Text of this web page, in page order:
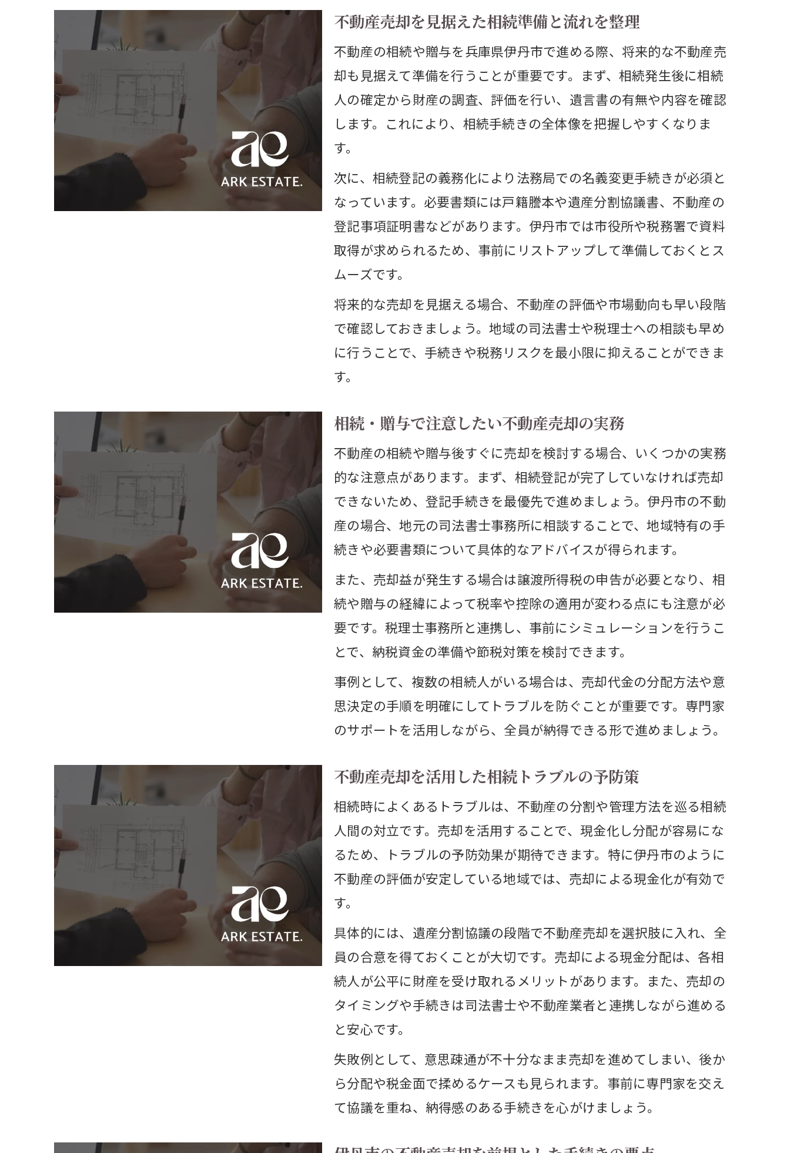
伊丹市の不動産売却に必要な準備と手順解説
不動産売却の流れと相続・贈与時の注意点
相続・贈与時にスムーズな不動産売却を実現する方法
不動産売却時の相続人間での分割協議ポイント
専門家の活用で不動産売却のリスクを抑える方法
相続登記義務化に伴う実践的な対応方法とは
不動産売却を前提とした相続登記の進め方
相続登記義務化と不動産売却の実務的注意点
不動産売却で困らない相続登記の段取り術
義務化対応と不動産売却の手続き連携のコツ
専門家相談で不動産売却時の相続登記を円滑化
司法書士無料相談を活かした不動産相続の進め方
無料相談で不動産売却や相続の不安を解消
司法書士と進める不動産売却に向けた相続対策
不動産売却も視野に入れた相談の活用ポイント
不動産売却に役立つ司法書士相談の具体的事例
伊丹市で安心できる贈与手続きの進め方ガイド
不動産売却を組み合わせた贈与手続きの進行例
贈与時の不動産売却に伴う名義変更の注意点
贈与後の不動産売却を安全に進めるポイント
不動産売却と連動した贈与手続きのポイント
贈与と不動産売却の税務をしっかり理解する
名義変更や分割協議のポイントと事前対策を解説
不動産売却に必要な名義変更と分割協議の基礎
分割協議後の不動産売却に潜むリスクと対策
不動産売却を見据えた分割協議書作成のコツ
名義変更を伴う不動産売却の注意ポイント
不動産売却を見据えた相続準備と流れを整理
不動産の相続や贈与を兵庫県伊丹市で進める際、将来的な不動産売
却も見据えて準備を行うことが重要です。まず、相続発生後に相続
人の確定から財産の調査、評価を行い、遺言書の有無や内容を確認
します。これにより、相続手続きの全体像を把握しやすくなりま
す。
次に、相続登記の義務化により法務局での名義変更手続きが必須と
なっています。必要書類には戸籍謄本や遺産分割協議書、不動産の
登記事項証明書などがあります。伊丹市では市役所や税務署で資料
取得が求められるため、事前にリストアップして準備しておくとス
ムーズです。
将来的な売却を見据える場合、不動産の評価や市場動向も早い段階
で確認しておきましょう。地域の司法書士や税理士への相談も早め
に行うことで、手続きや税務リスクを最小限に抑えることができま
す。
相続・贈与で注意したい不動産売却の実務
不動産の相続や贈与後すぐに売却を検討する場合、いくつかの実務
的な注意点があります。まず、相続登記が完了していなければ売却
できないため、登記手続きを最優先で進めましょう。伊丹市の不動
産の場合、地元の司法書士事務所に相談することで、地域特有の手
続きや必要書類について具体的なアドバイスが得られます。
また、売却益が発生する場合は譲渡所得税の申告が必要となり、相
続や贈与の経緯によって税率や控除の適用が変わる点にも注意が必
要です。税理士事務所と連携し、事前にシミュレーションを行うこ
とで、納税資金の準備や節税対策を検討できます。
事例として、複数の相続人がいる場合は、売却代金の分配方法や意
思決定の手順を明確にしてトラブルを防ぐことが重要です。専門家
のサポートを活用しながら、全員が納得できる形で進めましょう。
不動産売却を活用した相続トラブルの予防策
相続時によくあるトラブルは、不動産の分割や管理方法を巡る相続
人間の対立です。売却を活用することで、現金化し分配が容易にな
るため、トラブルの予防効果が期待できます。特に伊丹市のように
不動産の評価が安定している地域では、売却による現金化が有効で
す。
具体的には、遺産分割協議の段階で不動産売却を選択肢に入れ、全
員の合意を得ておくことが大切です。売却による現金分配は、各相
続人が公平に財産を受け取れるメリットがあります。また、売却の
タイミングや手続きは司法書士や不動産業者と連携しながら進める
と安心です。
失敗例として、意思疎通が不十分なまま売却を進めてしまい、後か
ら分配や税金面で揉めるケースも見られます。事前に専門家を交え
て協議を重ね、納得感のある手続きを心がけましょう。